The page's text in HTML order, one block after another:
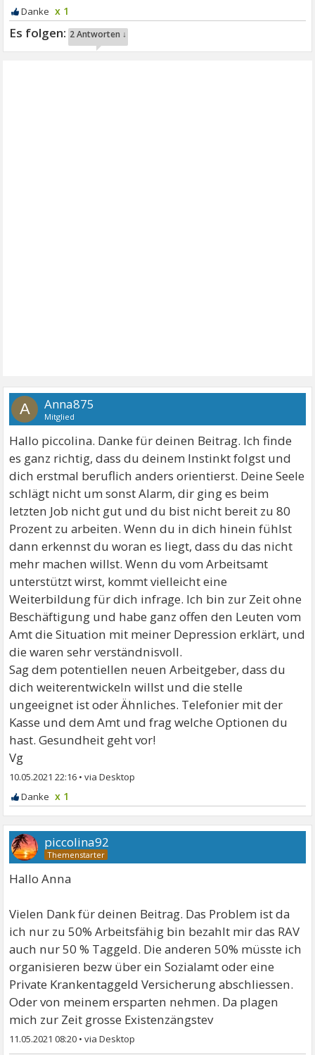
x 1
2 Antworten ↓
A Anna875
Mitglied
Hallo piccolina. Danke für deinen Beitrag. Ich finde
es ganz richtig, dass du deinem Instinkt folgst und
dich erstmal beruflich anders orientierst. Deine Seele
schlägt nicht um sonst Alarm, dir ging es beim
letzten Job nicht gut und du bist nicht bereit zu 80
Prozent zu arbeiten. Wenn du in dich hinein fühlst
dann erkennst du woran es liegt, dass du das nicht
mehr machen willst. Wenn du vom Arbeitsamt
unterstützt wirst, kommt vielleicht eine
Weiterbildung für dich infrage. Ich bin zur Zeit ohne
Beschäftigung und habe ganz offen den Leuten vom
Amt die Situation mit meiner Depression erklärt, und
die waren sehr verständnisvoll.
Sag dem potentiellen neuen Arbeitgeber, dass du
dich weiterentwickeln willst und die stelle
ungeeignet ist oder Ähnliches. Telefonier mit der
Kasse und dem Amt und frag welche Optionen du
hast. Gesundheit geht vor!
Vg
10.05.2021 22:16 •
x 1
piccolina92
Hallo Anna
Vielen Dank für deinen Beitrag. Das Problem ist da
ich nur zu 50% Arbeitsfähig bin bezahlt mir das RAV
auch nur 50 % Taggeld. Die anderen 50% müsste ich
organisieren bezw über ein Sozialamt oder eine
Private Krankentaggeld Versicherung abschliessen.
Oder von meinem ersparten nehmen. Da plagen
mich zur Zeit grosse Existenzängstev
11.05.2021 08:20 •